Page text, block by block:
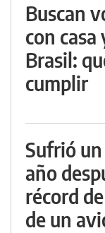
Buscan
con
Brasil:
cumplir
Sufrió
año
récord
de un